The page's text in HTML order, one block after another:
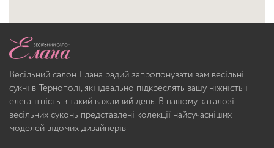
Весільний салон Елана радий запропонувати вам весільні
сукні в Тернополі, які ідеально підкреслять вашу ніжність і
елегантність в такий важливий день. В нашому каталозі
весільних суконь представлені колекції найсучасніших
моделей відомих дизайнерів